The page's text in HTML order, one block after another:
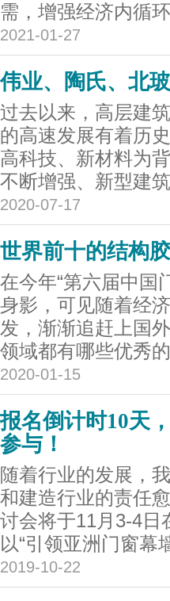
需，增强经济内循
2021-01-27
伟业、陶氏、北
过去以来，高层建
的高速发展有着历
高科技、新材料为
不断增强、新型建
2020-07-17
世界前十的结构
在今年“第六届中国
身影，可见随着经
发，渐渐追赶上国
领域都有哪些优秀
2020-01-15
报名倒计时10天
参与！
随着行业的发展，
和建造行业的责任
讨会将于11月3-4日
以“引领亚洲门窗幕
2019-10-22